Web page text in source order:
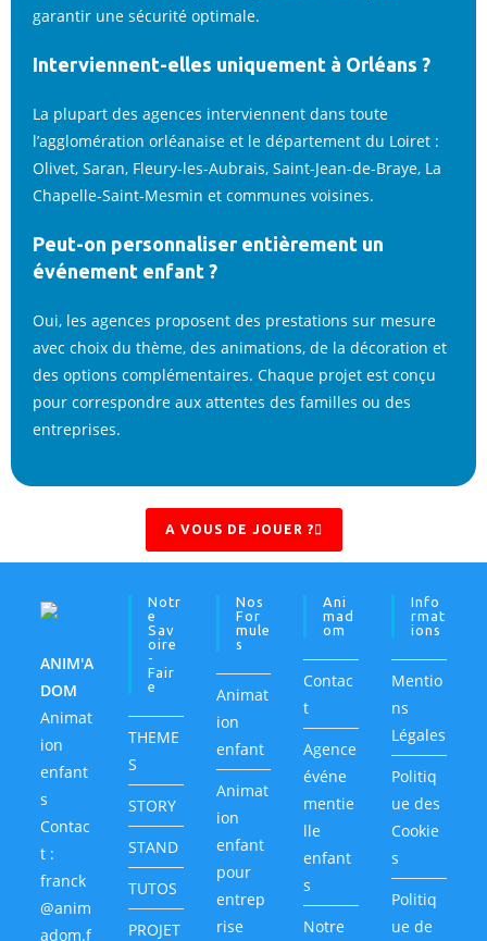
garantir une sécurité optimale.
Interviennent-elles uniquement à Orléans ?
La plupart des agences interviennent dans toute
l’agglomération orléanaise et le département du Loiret :
Olivet, Saran, Fleury-les-Aubrais, Saint-Jean-de-Braye, La
Chapelle-Saint-Mesmin et communes voisines.
Peut-on personnaliser entièrement un
événement enfant ?
Oui, les agences proposent des prestations sur mesure
avec choix du thème, des animations, de la décoration et
des options complémentaires. Chaque projet est conçu
pour correspondre aux attentes des familles ou des
entreprises.
A VOUS DE JOUER ?
ANIM'A
DOM
Animat
ion
enfant
s
Contac
t :
franck
@anim
adom.f
Notr
E
Sav
Oire
-
Fair
E
THEME
S
STORY
STAND
TUTOS
PROJET
Nos
For
Mule
S
Animat
ion
enfant
Animat
ion
enfant
pour
entrep
rise
Ani
Mad
Om
Contac
t
Agence
événe
mentie
lle
enfant
s
Notre
Info
Rmat
Ions
Mentio
ns
Légales
Politiq
ue des
Cookie
s
Politiq
ue de